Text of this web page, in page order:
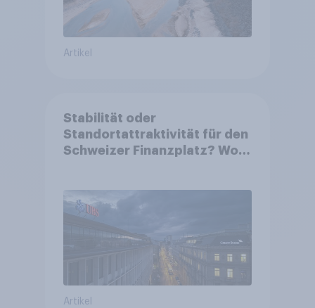
Artikel
Stabilität oder
Standortattraktivität für den
Schweizer Finanzplatz? Wo
von Grossbanken steht
Artikel